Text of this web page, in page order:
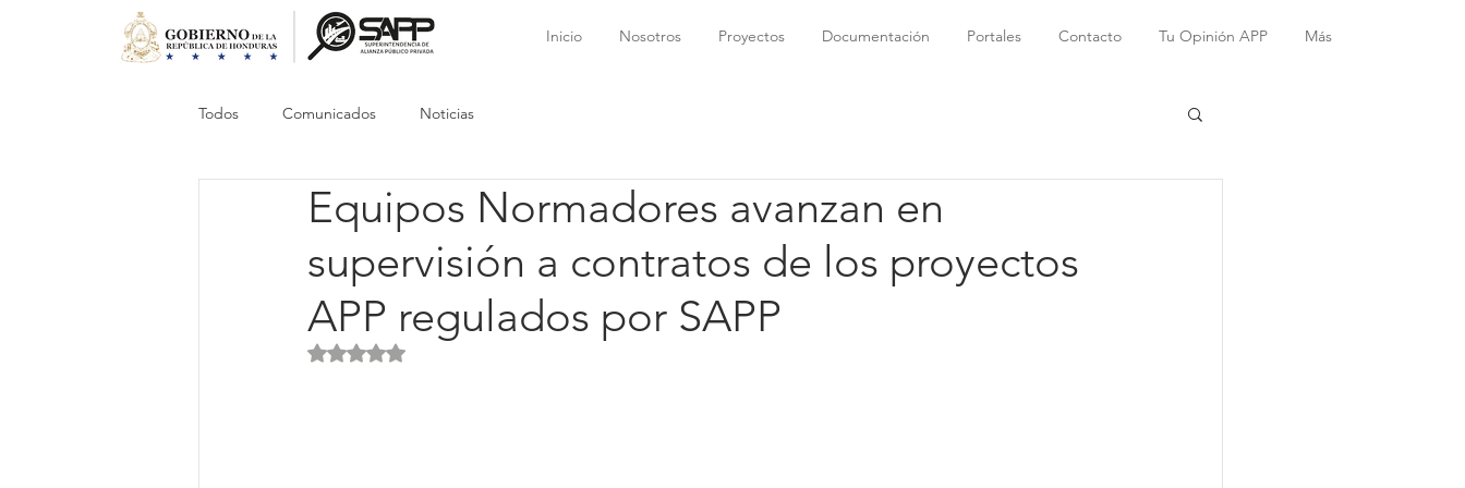
Inicio Nosotros Proyectos Documentación Portales Contacto Tu Opinión APP Más
Todos Comunicados Noticias
Equipos Normadores avanzan en
supervisión a contratos de los proyectos
APP regulados por SAPP
Obtuvo NaN de 5 estrellas.